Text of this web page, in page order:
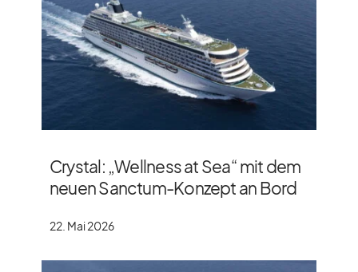
Crystal: „Wellness at Sea“ mit dem
neuen Sanctum-Konzept an Bord
22. Mai 2026